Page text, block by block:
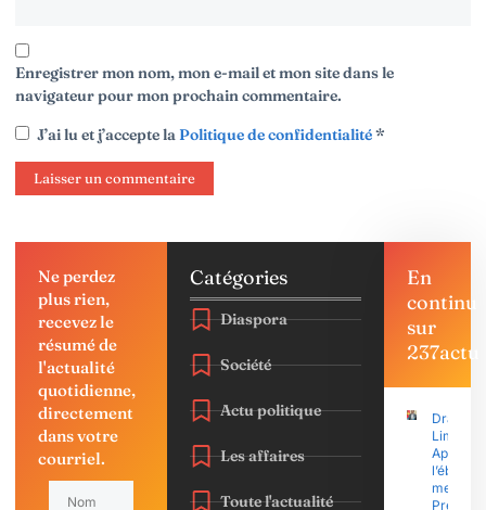
Enregistrer mon nom, mon e-mail et mon site dans le
navigateur pour mon prochain commentaire.
J’ai lu et j’accepte laPolitique de confidentialité*
Ne perdez
plus rien,
recevez le
résumé de
l'actualité
quotidienne,
directement
dans votre
courriel.
Catégories
Diaspora
Société
Actu politique
Les affaires
Toute l'actualité
En
continu
sur
237actu
Drame à
Limbé :
Après
Premier